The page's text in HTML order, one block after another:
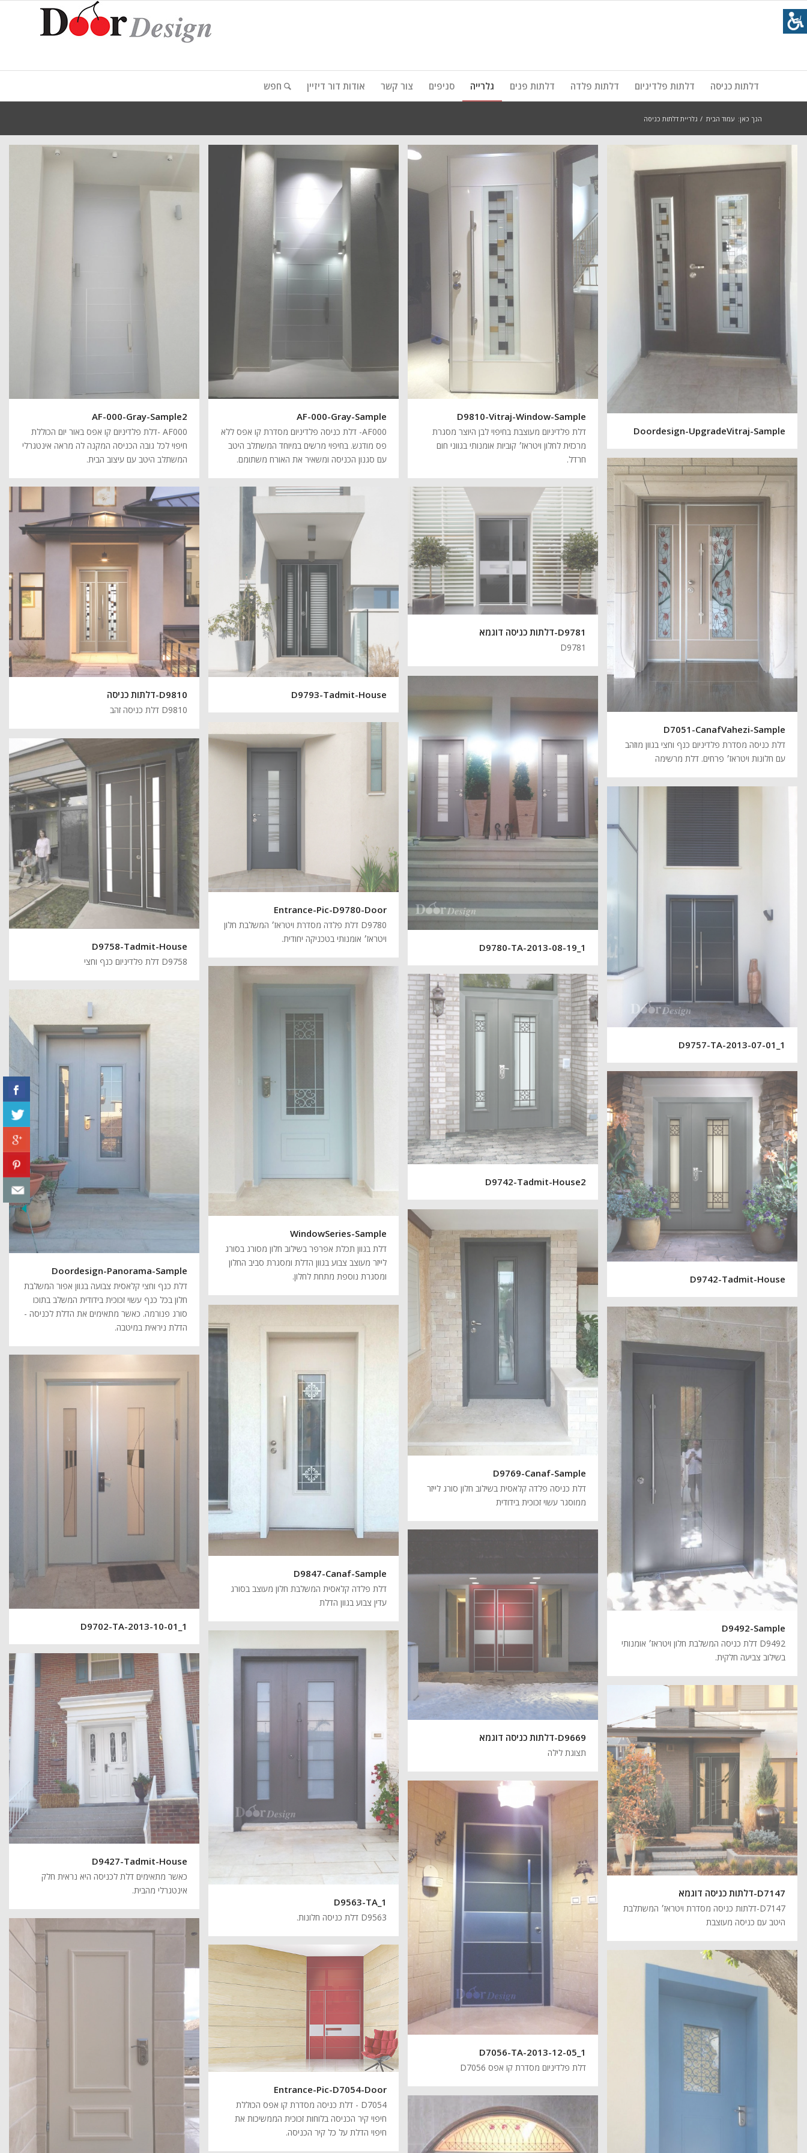
דלתות כניסה דלתות פלדיניום דלתות פלדה דלתות פנים גלרייה סניפים צור קשר אודות דור דיזיין
הנך כאן: עמוד הבית / גלריית דלתות כניסה
AF-000-Gray-Sample2
AF000 -דלת פלדיניום קו אפס באור יום הכוללת
חיפוי לכל גובה הכניסה המקנה לה מראה אינטגרלי
המשתלב היטב עם עיצוב הבית.
AF-000-Gray-Sample
AF000- דלת כניסה פלדיניום מסדרת קו אפס ללא
פס מודגש. בחיפוי מרשים במיוחד המשתלב היטב
עם סגנון הכניסה ומשאיר את האורח משתומם.
D9810-Vitraj-Window-Sample
דלת פלדיניום מעוצבת בחיפוי לבן היוצר מסגרת
מרכזית לחלון ויטראז׳ קוביות אומנותי בגווני חום
חרדל.
Doordesign-UpgradeVitraj-Sample
D7051-CanafVahezi-Sample
דלת כניסה מסדרת פלדיניום כנף וחצי בגוון מוזהב
עם חלונות ויטראז׳ פרחים. דלת מרשימה
D9810-דלתות כניסה
D9810 דלת כניסה זהב
D9793-Tadmit-House
D9781-דלתות כניסה דוגמא
D9781
D9780-TA-2013-08-19_1
Entrance-Pic-D9780-Door
D9780 דלת פלדה מסדרת ויטראז׳ המשלבת חלון
ויטראז׳ אומנותי בטכניקה יחודית.
D9758-Tadmit-House
D9758 דלת פלדיניום כנף וחצי
D9757-TA-2013-07-01_1
WindowSeries-Sample
דלת בגוון תכלת אפרפר בשילוב חלון מסורג בסורג
לייזר מעוצב צבוע בגוון הדלת ומסגרת סביב החלון
ומסגרת נוספת מתחת לחלון.
D9742-Tadmit-House2
Doordesign-Panorama-Sample
דלת כנף וחצי קלאסית צבועה בגוון אפור המשלבת
חלון בכל כנף עשוי זכוכית בידודית המשלב בתוכו
סורג פנורמה. כאשר מתאימים את הדלת לכניסה -
הדלת ניראית במיטבה.
D9742-Tadmit-House
D9769-Canaf-Sample
דלת כניסה פלדה קלאסית בשילוב חלון סורג לייזר
ממוסגר עשוי זכוכית בידודית
D9847-Canaf-Sample
דלת פלדה קלאסית המשלבת חלון מעוצב בסורג
עדין צבוע בגוון הדלת
D9492-Sample
D9492 דלת כניסה המשלבת חלון ויטראז׳ אומנותי
בשילוב צביעה חלקית.
D9702-TA-2013-10-01_1
D9669-דלתות כניסה דוגמא
תצוגת לילה
D9563-TA_1
D9563 דלת כניסה חלונות.
D9427-Tadmit-House
כאשר מתאימים דלת לכניסה היא נראית חלק
אינטגרלי מהבית.
D7147-דלתות כניסה דוגמא
D7147-דלתות כניסה מסדרת ויטראז׳ המשתלבת
היטב עם כניסה מעוצבת
D7056-TA-2013-12-05_1
דלת פלדיניום מסדרת קו אפס D7056
Entrance-Pic-D7054-Door
D7054 - דלת כניסה מסדרת קו אפס הכוללת
חיפוי קיר הכניסה בלוחות זכוכית הממשיכות את
חיפוי הדלת על כל קיר הכניסה.